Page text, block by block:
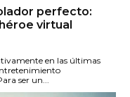
perfecto:
virtual
en las últimas
ser un...